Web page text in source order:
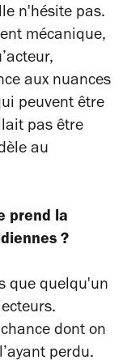
n'hésite pas.
mécanique,
aux nuances
peuvent être
pas être
au
prend la
?
que quelqu'un
dont on
perdu.